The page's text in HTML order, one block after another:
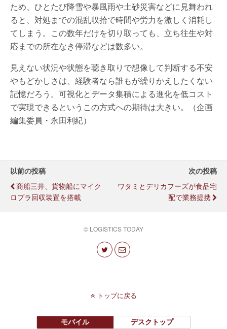
ため、ひとたび降雪や暴風雨や土砂災害などに見舞われ
ると、対処までの混乱収拾で時間や労力を激しく消耗し
てしまう。この数年だけを切り取っても、立ち往生や対
応までの所在なき停滞などは数多い。
見えない状況や状態を聴き取りで想像して判断する不安
やもどかしさは、経験者なら誰もが繰りかえしたくない
記憶だろう。可視化とデータ集積による進化を低コスト
で実現できるというこの方式への期待は大きい。（企画
編集委員・永田利紀）
以前の投稿
商船三井、貨物船にマイク
ロプラ回収装置を搭載
次の投稿
ワタミとデリカフーズが食品宅
配で業務提携
© LOGISTICS TODAY
トップに戻る
モバイル デスクトップ